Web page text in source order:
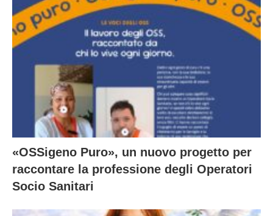
«OSSigeno Puro», un nuovo progetto per
raccontare la professione degli Operatori
Socio Sanitari